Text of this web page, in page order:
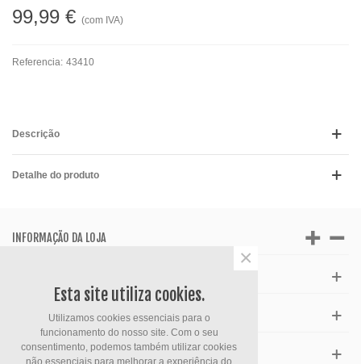
99,99 € (com IVA)
Referencia: 43410
Descrição
Detalhe do produto
INFORMAÇÃO DA LOJA
HORÁRIO
FACEBOOK
Esta site utiliza cookies.
Utilizamos cookies essenciais para o
funcionamento do nosso site. Com o seu
consentimento, podemos também utilizar cookies
não essenciais para melhorar a experiência do
×